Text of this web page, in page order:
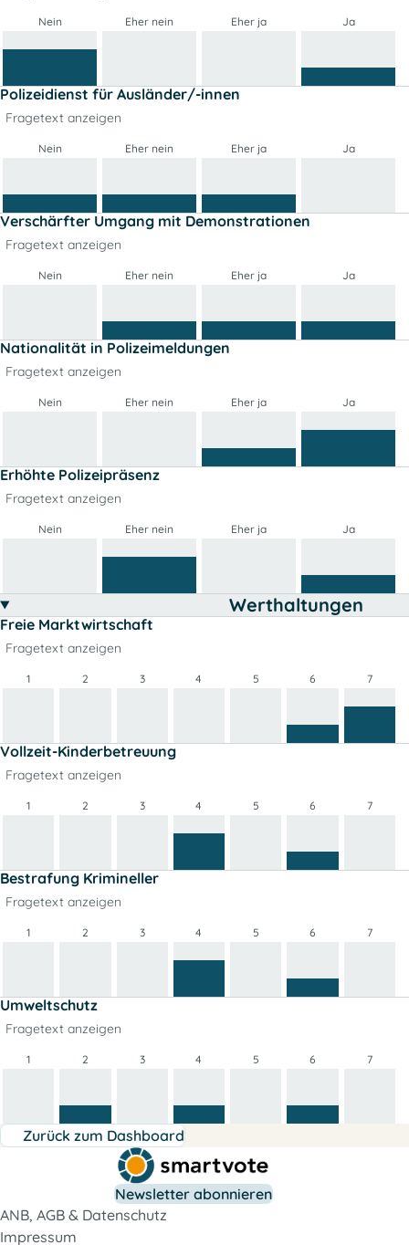
Nein Eher nein Eher ja Ja
Polizeidienst für Ausländer/-innen
Fragetext anzeigen
Nein Eher nein Eher ja Ja
Verschärfter Umgang mit Demonstrationen
Fragetext anzeigen
Nein Eher nein Eher ja Ja
Nationalität in Polizeimeldungen
Fragetext anzeigen
Nein Eher nein Eher ja Ja
Erhöhte Polizeipräsenz
Fragetext anzeigen
Nein Eher nein Eher ja Ja
Werthaltungen
Freie Marktwirtschaft
Fragetext anzeigen
1 2 3 4 5 6 7
Vollzeit-Kinderbetreuung
Fragetext anzeigen
1 2 3 4 5 6 7
Bestrafung Krimineller
Fragetext anzeigen
1 2 3 4 5 6 7
Umweltschutz
Fragetext anzeigen
1 2 3 4 5 6 7
Zurück zum Dashboard
Newsletter abonnieren
ANB, AGB & Datenschutz
Impressum